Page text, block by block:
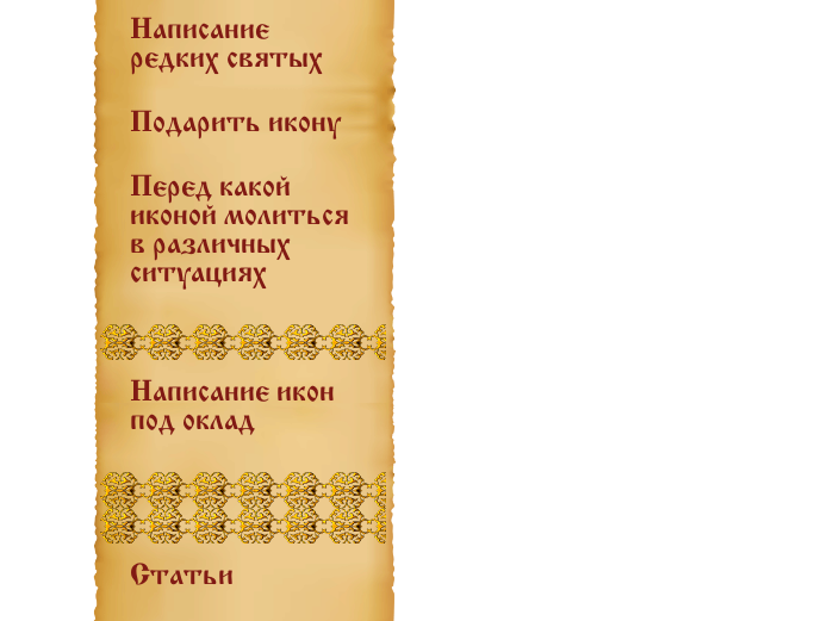
Написание
редких святых
Подарить икону
Перед какой
иконой молиться
в различных
ситуациях
Написание икон
под оклад
Статьи